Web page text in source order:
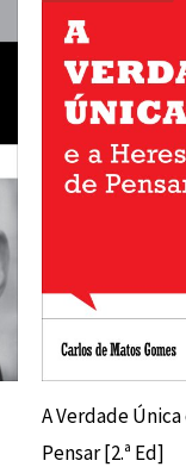
A Verdade
Pensar [2.ª Ed]
era:
16,00 €.
é: